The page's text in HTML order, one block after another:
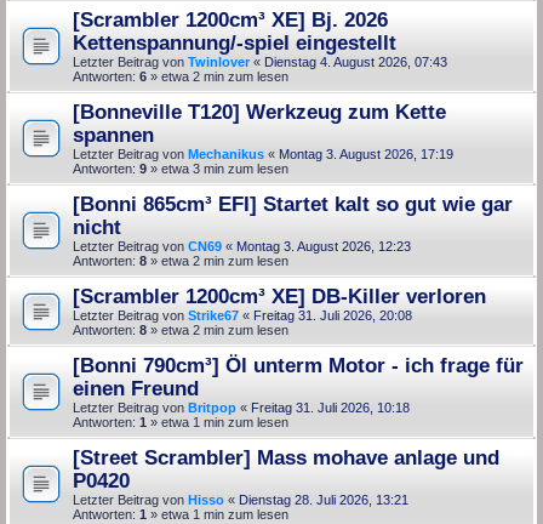
[Scrambler 1200cm³ XE] Bj. 2026
Kettenspannung/-spiel eingestellt
Letzter Beitrag von Twinlover« Dienstag 4. August 2026, 07:43
Antworten: 6 » etwa 2 min zum lesen
[Bonneville T120] Werkzeug zum Kette
spannen
Letzter Beitrag von Mechanikus « Montag 3. August 2026, 17:19
Antworten: 9 » etwa 3 min zum lesen
[Bonni 865cm³ EFI] Startet kalt so gut wie gar
nicht
Letzter Beitrag von CN69 « Montag 3. August 2026, 12:23
Antworten: 8 » etwa 2 min zum lesen
[Scrambler 1200cm³ XE] DB-Killer verloren
Letzter Beitrag von Strike67 « Freitag 31. Juli 2026, 20:08
Antworten: 8 » etwa 2 min zum lesen
[Bonni 790cm³] Öl unterm Motor - ich frage für
einen Freund
Letzter Beitrag von Britpop « Freitag 31. Juli 2026, 10:18
Antworten: 1 » etwa 1 min zum lesen
[Street Scrambler] Mass mohave anlage und
P0420
Letzter Beitrag von Hisso « Dienstag 28. Juli 2026, 13:21
Antworten: 1 » etwa 1 min zum lesen